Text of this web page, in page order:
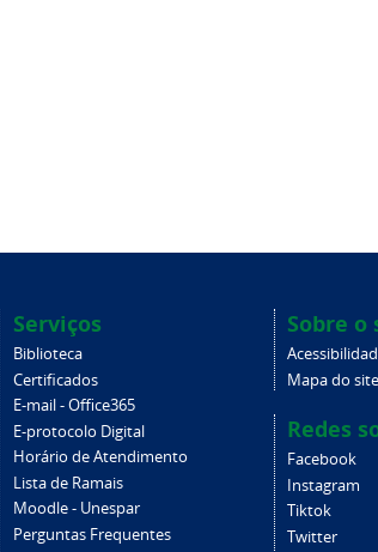
Serviços
Biblioteca
Certificados
E-mail - Office365
E-protocolo Digital
Horário de Atendimento
Lista de Ramais
Moodle - Unespar
Perguntas Frequentes
Sobre o
Mapa do site
Redes
Facebook
Instagram
Tiktok
Twitter